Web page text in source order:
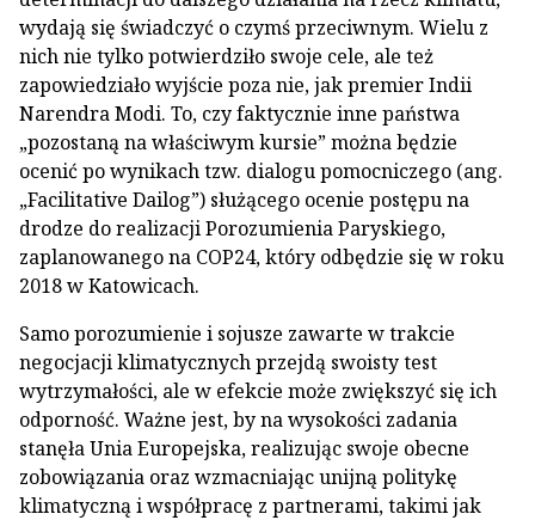
wydają się świadczyć o czymś przeciwnym. Wielu z
nich nie tylko potwierdziło swoje cele, ale też
zapowiedziało wyjście poza nie, jak premier Indii
Narendra Modi. To, czy faktycznie inne państwa
„pozostaną na właściwym kursie” można będzie
ocenić po wynikach tzw. dialogu pomocniczego (ang.
„Facilitative Dailog”) służącego ocenie postępu na
drodze do realizacji Porozumienia Paryskiego,
zaplanowanego na COP24, który odbędzie się w roku
2018 w Katowicach.
Samo porozumienie i sojusze zawarte w trakcie
negocjacji klimatycznych przejdą swoisty test
wytrzymałości, ale w efekcie może zwiększyć się ich
odporność. Ważne jest, by na wysokości zadania
stanęła Unia Europejska, realizując swoje obecne
zobowiązania oraz wzmacniając unijną politykę
klimatyczną i współpracę z partnerami, takimi jak